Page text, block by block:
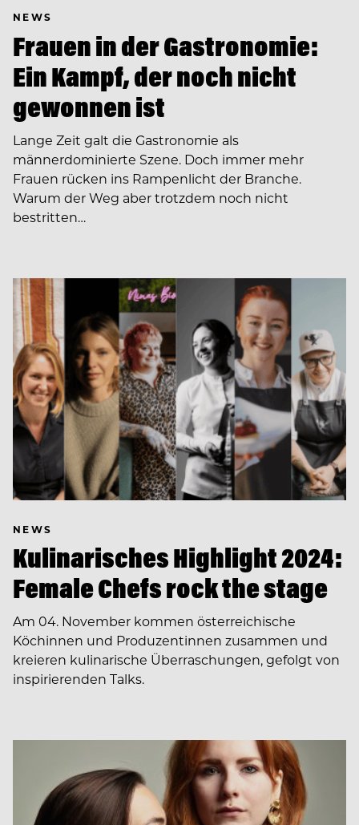
NEWS
Frauen in der Gastronomie:
Ein Kampf, der noch nicht
gewonnen ist
Lange Zeit galt die Gastronomie als
männerdominierte Szene. Doch immer mehr
Frauen rücken ins Rampenlicht der Branche.
Warum der Weg aber trotzdem noch nicht
bestritten…
NEWS
Kulinarisches Highlight 2024:
Female Chefs rock the stage
Am 04. November kommen österreichische
Köchinnen und Produzentinnen zusammen und
kreieren kulinarische Überraschungen, gefolgt von
inspirierenden Talks.